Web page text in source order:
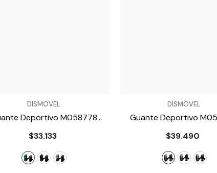
DISMOVEL
Deportivo M058778
- Verde
$33.133
DISMOVEL
Guante Deportivo
- Turquesa
$39.490